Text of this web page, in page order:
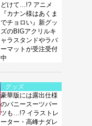
どけて…!? アニメ
『カナン様はあくま
でチョロい』新グッ
ズのBIGアクリルキ
ャラスタンドやラバ
ーマットが受注受付
中
グッズ
豪華版には露出仕様
のバニースーツパー
ツも…!? イラストレ
ーター・高峰ナダレ